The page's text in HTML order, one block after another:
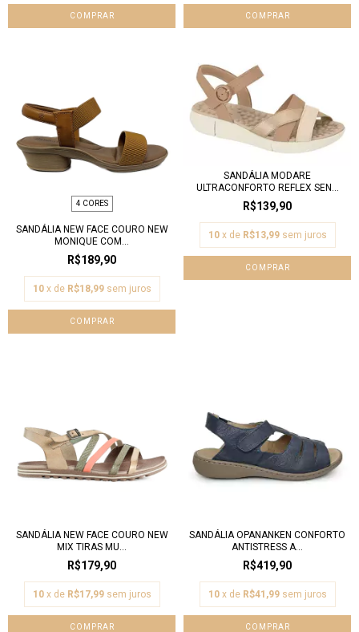
COMPRAR COMPRAR
4 CORES
SANDÁLIA NEW FACE COURO NEW
MONIQUE COM...
R$189,90
10 x de R$18,99 sem juros
COMPRAR
SANDÁLIA MODARE
ULTRACONFORTO REFLEX SEN...
R$139,90
10 x de R$13,99 sem juros
COMPRAR
SANDÁLIA NEW FACE COURO NEW
MIX TIRAS MU...
R$179,90
10 x de R$17,99 sem juros
COMPRAR
SANDÁLIA OPANANKEN CONFORTO
ANTISTRESS A...
R$419,90
10 x de R$41,99 sem juros
COMPRAR